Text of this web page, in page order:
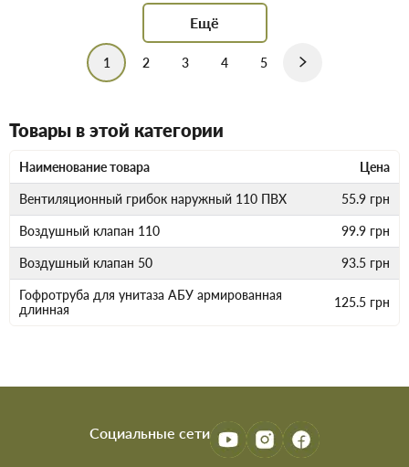
Ещё
1 2 3 4 5
Товары в этой категории
Наименование товара Цена
Вентиляционный грибок наружный 110 ПВХ 55.9 грн
Воздушный клапан 110 99.9 грн
Воздушный клапан 50 93.5 грн
Гофротруба для унитаза АБУ армированная
длинная
125.5 грн
Социальные сети